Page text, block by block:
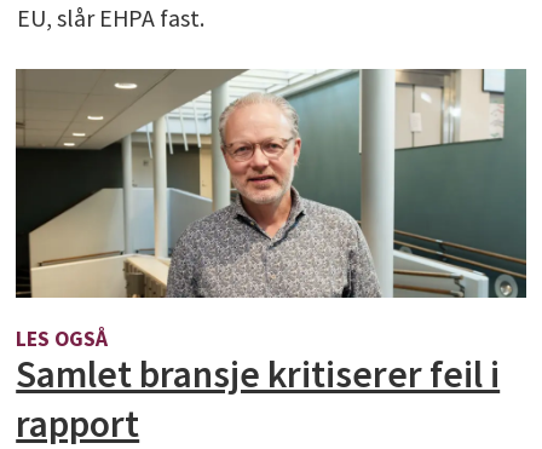
EU, slår EHPA fast.
LES OGSÅ
Samlet bransje kritiserer feil i
rapport